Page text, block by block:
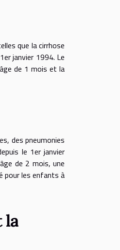
que la cirrhose
janvier 1994. Le
de 1 mois et la
des pneumonies
le 1er janvier
de 2 mois, une
pour les enfants à
la